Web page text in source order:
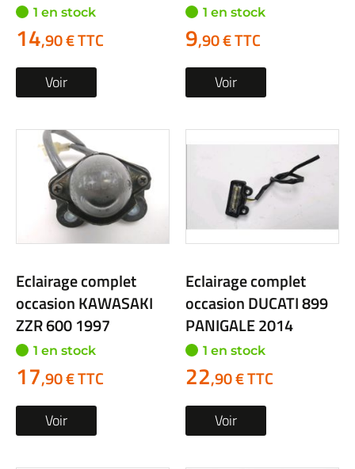
1 en stock
14,90 € TTC
Voir
1 en stock
9,90 € TTC
Voir
Eclairage complet
occasion KAWASAKI
ZZR 600 1997
1 en stock
17,90 € TTC
Voir
Eclairage complet
occasion DUCATI 899
PANIGALE 2014
1 en stock
22,90 € TTC
Voir